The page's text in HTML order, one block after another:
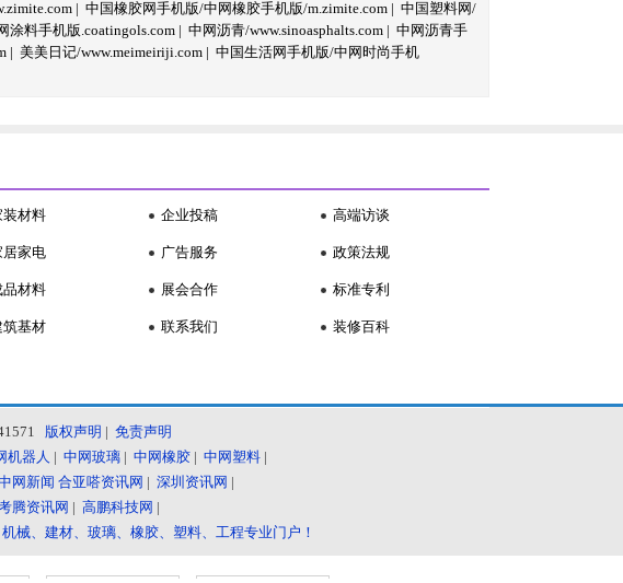
| 中国橡胶网手机版/中网橡胶手机版/m.zimite.com | 中国塑料网/
涂料手机版.coatingols.com | 中网沥青/www.sinoasphalts.com | 中网沥青手
| 美美日记/www.meimeiriji.com | 中国生活网手机版/中网时尚手机
装材料
居家电
品材料
筑基材
企业投稿
广告服务
展会合作
联系我们
高端访谈
政策法规
标准专利
装修百科
版权声明 | 免责声明
机器人 | 中网玻璃 | 中网橡胶 | 中网塑料 |
网新闻 合亚嗒资讯网 | 深圳资讯网 |
腾资讯网 | 高鹏科技网 |
械、建材、玻璃、橡胶、塑料、工程专业门户！